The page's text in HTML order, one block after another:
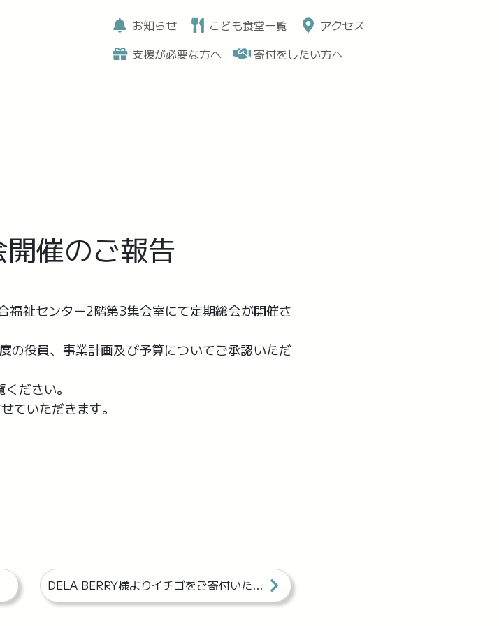
お知らせ こども食堂一覧
アクセス
支援が必要な方へ
寄付をしたい方へ
催のご報告
祉センター2階第3集会室にて定期総会が開催さ
の役員、事業計画及び予算についてご承認いただ
ださい。
ていただきます。
DELA BERRY様よりイチゴをご寄付いただきました